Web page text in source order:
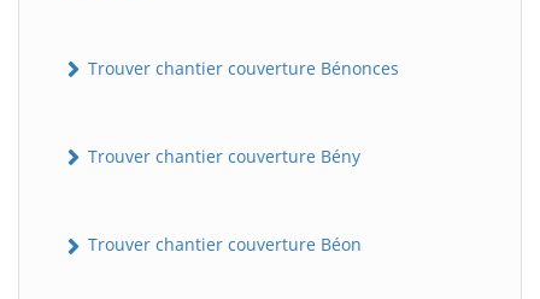
Trouver chantier couverture Bénonces
Trouver chantier couverture Bény
Trouver chantier couverture Béon